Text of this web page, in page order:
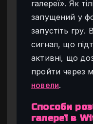
галереї». Як
запущений у
запустіть гру.
сигнал, що
активні, що
пройти через
новели.
Способи
галереї в